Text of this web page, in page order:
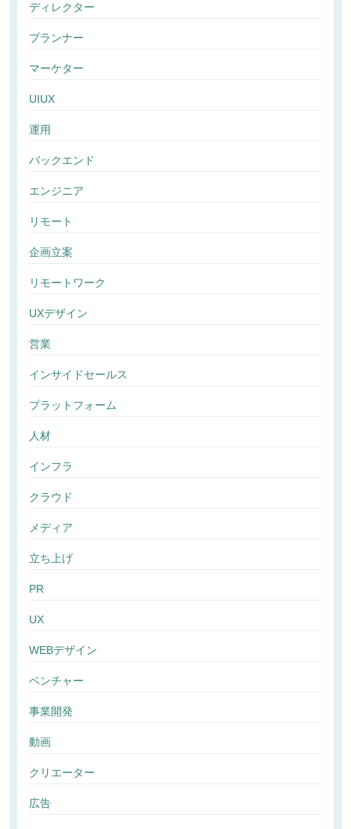
ディレクター
プランナー
マーケター
UIUX
運用
バックエンド
エンジニア
リモート
企画立案
リモートワーク
UXデザイン
営業
インサイドセールス
プラットフォーム
人材
インフラ
クラウド
メディア
立ち上げ
PR
UX
WEBデザイン
ベンチャー
事業開発
動画
クリエーター
広告